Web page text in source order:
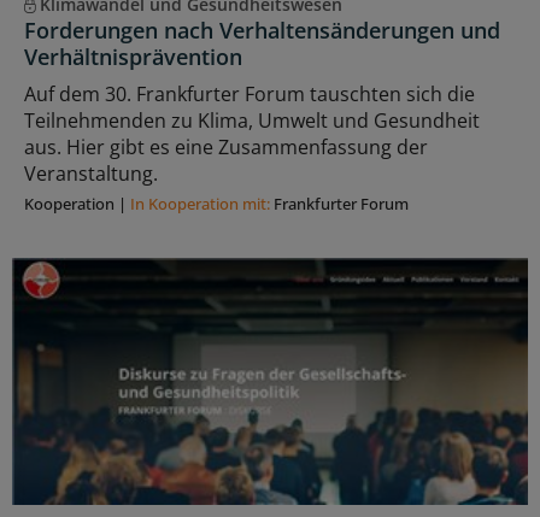
Forderungen nach Verhaltensänderungen und
Verhältnisprävention
Auf dem 30. Frankfurter Forum tauschten sich die
Teilnehmenden zu Klima, Umwelt und Gesundheit
aus. Hier gibt es eine Zusammenfassung der
Veranstaltung.
Kooperation | In Kooperation mit: Frankfurter Forum